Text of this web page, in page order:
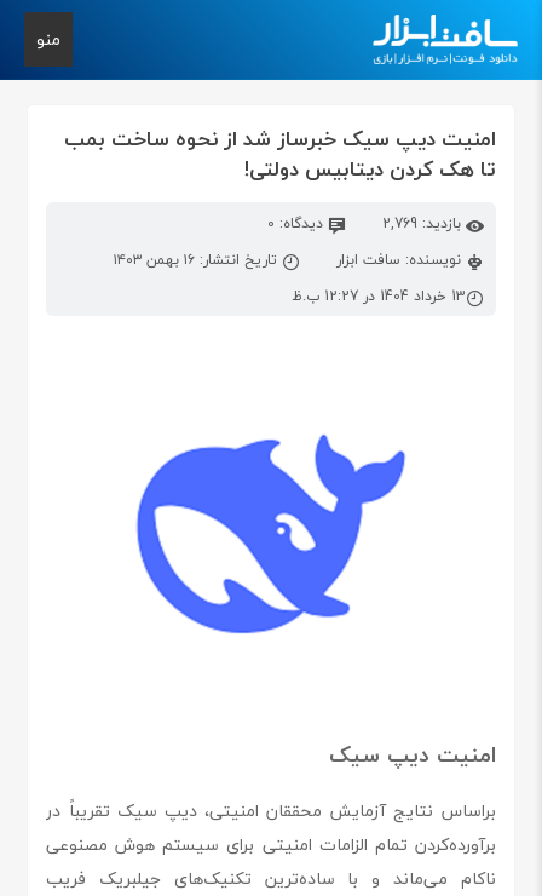
منو
امنیت دیپ سیک خبرساز شد از نحوه ساخت بمب
تا هک کردن دیتابیس دولتی!
بازدید: 2,769
دیدگاه: 0
نویسنده: سافت ابزار
تاریخ انتشار: ۱۶ بهمن ۱۴۰۳
13 خرداد 1404 در 12:27 ب.ظ
امنیت دیپ سیک
براساس نتایج آزمایش محققان امنیتی، دیپ سیک تقریباً در
برآورده‌کردن تمام الزامات امنیتی برای سیستم هوش مصنوعی
ناکام می‌ماند و با ساده‌ترین تکنیک‌های جیلبریک فریب